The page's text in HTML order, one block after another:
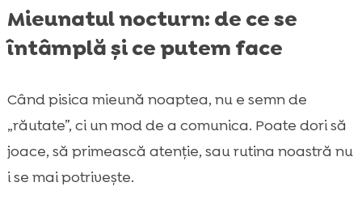
Mieunatul nocturn: de ce se
întâmplă și ce putem face
Când pisica mieună noaptea, nu e semn de
„răutate”, ci un mod de a comunica. Poate dori să
joace, să primească atenție, sau rutina noastră nu
i se mai potrivește.